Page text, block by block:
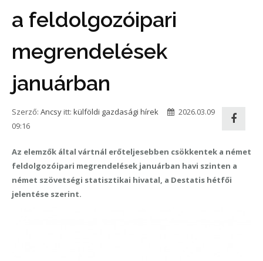
a feldolgozóipari
megrendelések
januárban
Szerző: Ancsy itt: külföldi gazdasági hírek
2026.03.09
09:16
Az elemzők által vártnál erőteljesebben csökkentek a német
feldolgozóipari megrendelések januárban havi szinten a
német szövetségi statisztikai hivatal, a Destatis hétfői
jelentése szerint.